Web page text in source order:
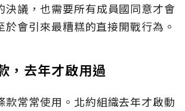
決議，也需要所有成員國同意才會
於會引來最糟糕的直接開戰行為。
，去年才啟用過
款常常使用。北約組織去年才啟動